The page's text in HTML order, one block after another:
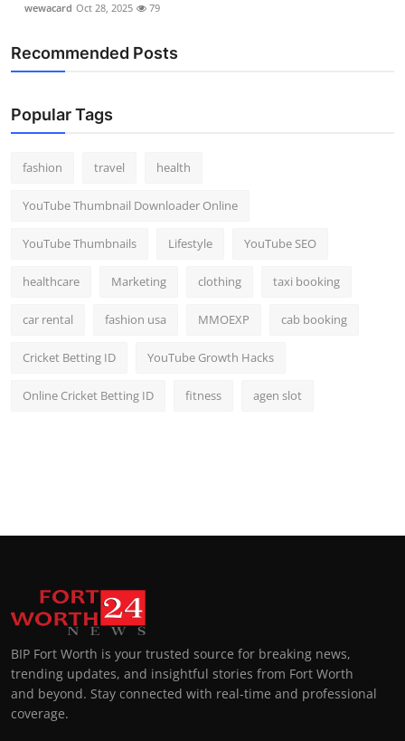
wewacard Oct 28, 2025 79
Recommended Posts
Popular Tags
fashion travel health
YouTube Thumbnail Downloader Online
YouTube Thumbnails Lifestyle YouTube SEO
healthcare Marketing clothing taxi booking
car rental fashion usa MMOEXP cab booking
Cricket Betting ID YouTube Growth Hacks
Online Cricket Betting ID fitness agen slot
BIP Fort Worth is your trusted source for breaking news,
trending updates, and insightful stories from Fort Worth
and beyond. Stay connected with real-time and professional
coverage.